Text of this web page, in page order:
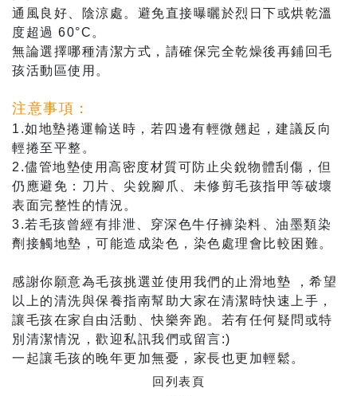
通風良好、陰涼處。避免直接曝曬於烈日下或烘乾溫
度超過 60°C。
無論選擇哪種清潔方式，請確保完全乾燥後再鋪回毛
孩活動區使用。
注意事項：
1.如地墊捲運輸送時，若四邊有輕微翹起，建議反向
輕捲至平整。
2.儘管地墊使用高密度材質可防止尖銳物體刮傷，但
仍應避免：刀片、尖銳腳爪、未修剪毛孩指甲等破壞
表面完整性的情況。
3.若毛孩曾經有排泄、穿深色牛仔褲染料、油墨類染
劑接觸地墊，可能造成染色，染色處理會比較困難。
感謝你願意為毛孩挑選並使用我們的止滑地墊 ，希望
以上的清洗與保養指南幫助大家在清潔時快速上手，
讓毛孩在家自由活動、快樂奔跑。若有任何疑問或特
別清潔情況，歡迎私訊我們或留言:)
一起讓毛孩的晚年更加無憂，家長也更加輕鬆。
回列表頁